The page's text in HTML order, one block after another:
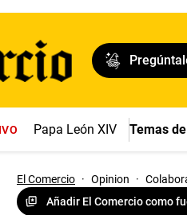
Papa León XIV Temas
El Comercio · Opinion ·
Añadir El Comercio como